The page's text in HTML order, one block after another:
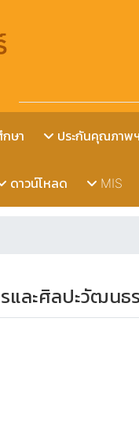
ษา ประกันคุณภาพฯ
ดาวน์โหลด MIS
และศิลปะวัฒนธ